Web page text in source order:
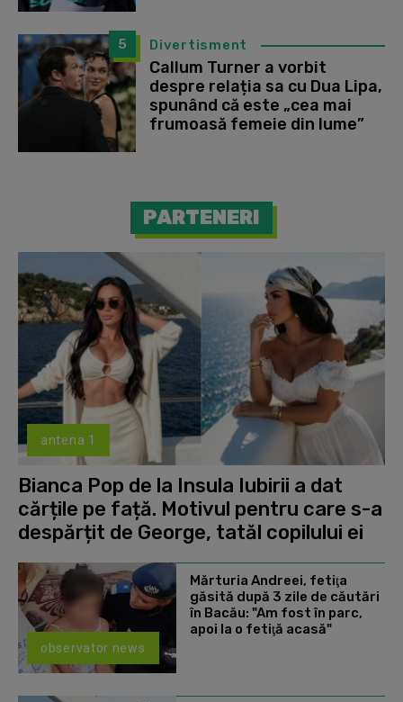
5 Divertisment
Callum Turner a vorbit
despre relația sa cu Dua Lipa,
spunând că este „cea mai
frumoasă femeie din lume”
PARTENERI
antena 1
Bianca Pop de la Insula Iubirii a dat
cărțile pe față. Motivul pentru care s-a
despărțit de George, tatăl copilului ei
observator news
Mărturia Andreei, fetiţa
găsită după 3 zile de căutări
în Bacău: "Am fost în parc,
apoi la o fetiţă acasă"